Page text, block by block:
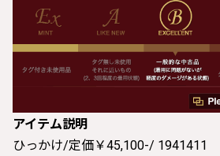
アイテム説明
ひっかけ/定価￥45,100-/ 1941411